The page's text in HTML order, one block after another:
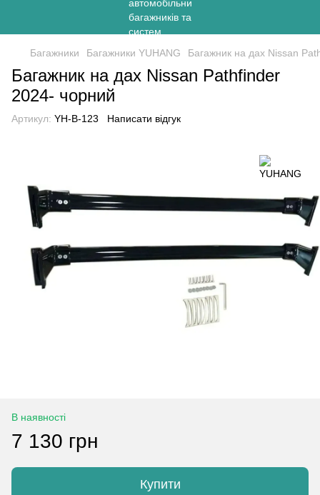
Багажники Багажники YUHANG Багажник на дах Nissan
Багажник на дах Nissan Pathfinder
2024- чорний
Артикул: YH-B-123 Написати відгук
В наявності
7 130 грн
Купити